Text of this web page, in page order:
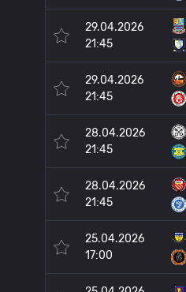
29.04.2026
21:45
29.04.2026
21:45
28.04.2026
21:45
28.04.2026
21:45
25.04.2026
17:00